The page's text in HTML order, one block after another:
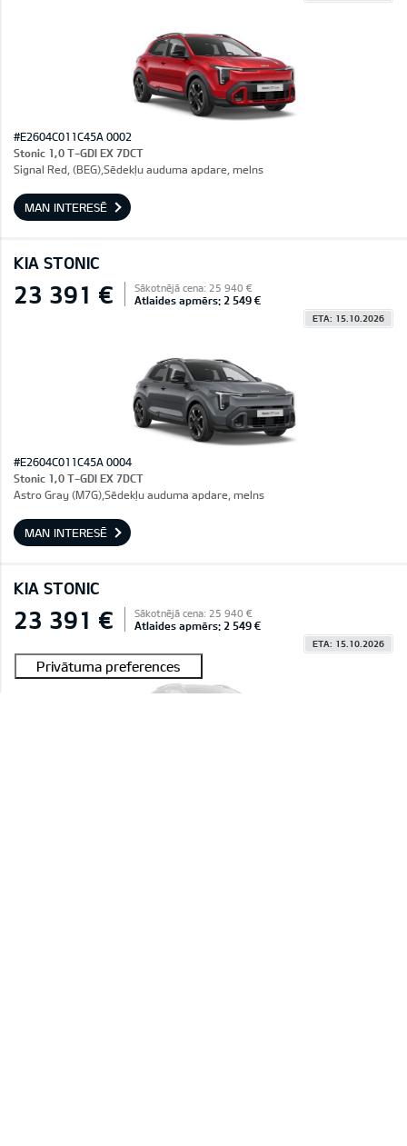
#E2604C011C45A 0002
Stonic 1,0 T-GDI EX 7DCT
Signal Red, (BEG),Sēdekļu auduma apdare, melns
MAN INTERESĒ
KIA STONIC
23 391 € Sākotnējā cena: 25 940 €
Atlaides apmērs: 2 549 €
ETA: 15.10.2026
#E2604C011C45A 0004
Stonic 1,0 T-GDI EX 7DCT
Astro Gray (M7G),Sēdekļu auduma apdare, melns
MAN INTERESĒ
KIA STONIC
23 391 € Sākotnējā cena: 25 940 €
Atlaides apmērs: 2 549 €
ETA: 15.10.2026